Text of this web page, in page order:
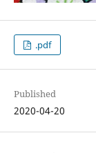
.pdf
Published
2020-04-20